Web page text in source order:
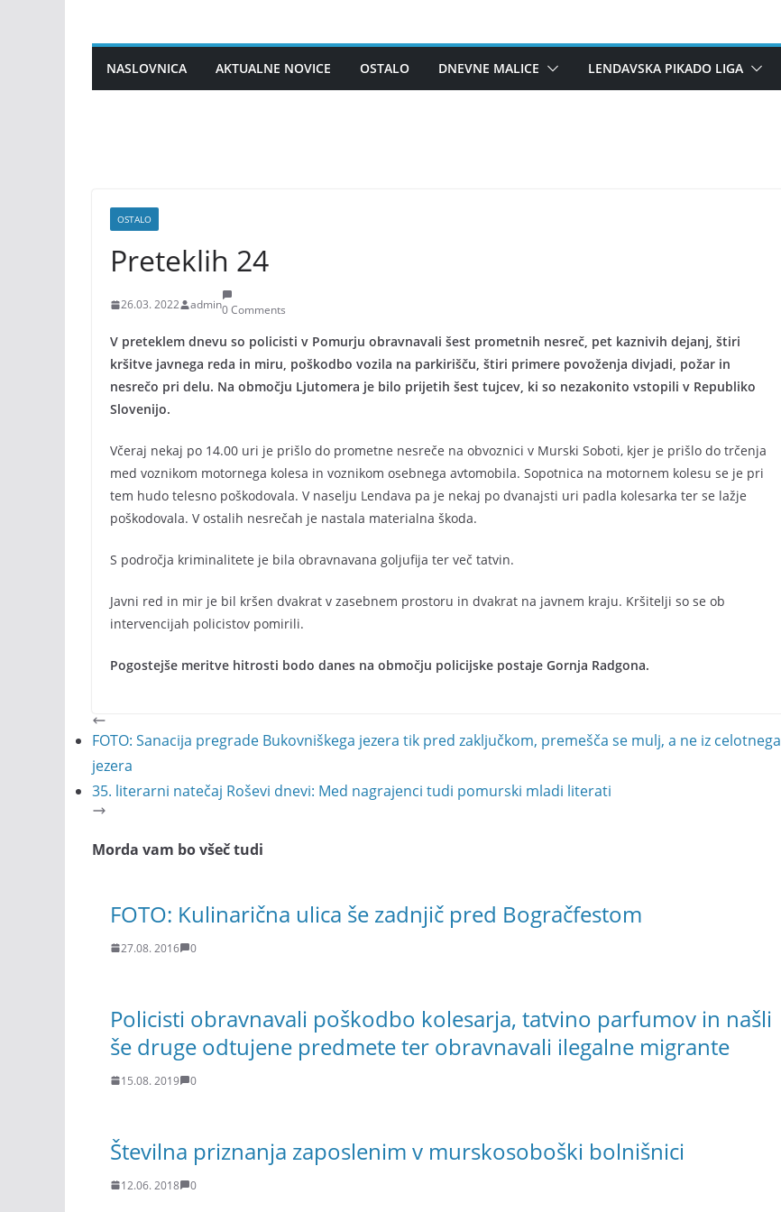
contentNASLOVNICA AKTUALNE NOVICE OSTALO DNEVNE MALICE LENDAVSKA PIKADO LIGA
OSTALO
Preteklih 24
26.03. 2022 admin0 Comments
V preteklem dnevu so policisti v Pomurju obravnavali šest prometnih nesreč, pet kaznivih dejanj, štiri
kršitve javnega reda in miru, poškodbo vozila na parkirišču, štiri primere povoženja divjadi, požar in
nesrečo pri delu. Na območju Ljutomera je bilo prijetih šest tujcev, ki so nezakonito vstopili v Republiko
Slovenijo.
Včeraj nekaj po 14.00 uri je prišlo do prometne nesreče na obvoznici v Murski Soboti, kjer je prišlo do trčenja
med voznikom motornega kolesa in voznikom osebnega avtomobila. Sopotnica na motornem kolesu se je pri
tem hudo telesno poškodovala. V naselju Lendava pa je nekaj po dvanajsti uri padla kolesarka ter se lažje
poškodovala. V ostalih nesrečah je nastala materialna škoda.
S področja kriminalitete je bila obravnavana goljufija ter več tatvin.
Javni red in mir je bil kršen dvakrat v zasebnem prostoru in dvakrat na javnem kraju. Kršitelji so se ob
intervencijah policistov pomirili.
Pogostejše meritve hitrosti bodo danes na območju policijske postaje Gornja Radgona.
FOTO: Sanacija pregrade Bukovniškega jezera tik pred zaključkom, premešča se mulj, a ne iz celotnega
jezera
35. literarni natečaj Roševi dnevi: Med nagrajenci tudi pomurski mladi literati
Morda vam bo všeč tudi
FOTO: Kulinarična ulica še zadnjič pred Bogračfestom
27.08. 2016 0
Policisti obravnavali poškodbo kolesarja, tatvino parfumov in našli
še druge odtujene predmete ter obravnavali ilegalne migrante
15.08. 2019 0
Številna priznanja zaposlenim v murskosoboški bolnišnici
12.06. 2018 0